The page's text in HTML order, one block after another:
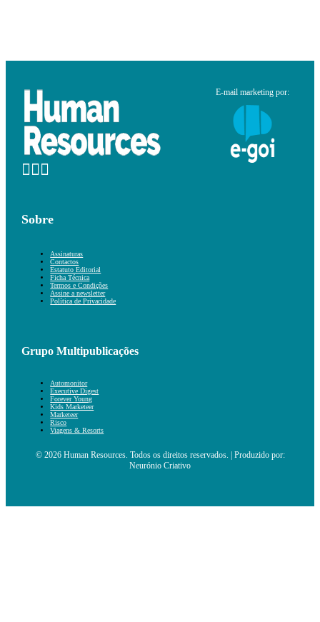
E-mail marketing por:
Sobre
Assinaturas
Contactos
Estatuto Editorial
Ficha Técnica
Termos e Condições
Assine a newsletter
Política de Privacidade
Grupo Multipublicações
Automonitor
Executive Digest
Forever Young
Kids Marketeer
Marketeer
Risco
Viagens & Resorts
© 2026 Human Resources. Todos os direitos reservados. | Produzido por:
Neurónio Criativo